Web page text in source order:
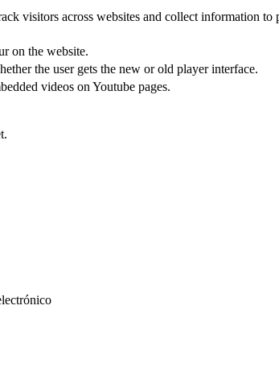
visitors across websites and collect information to
on the website.
the user gets the new or old player interface.
videos on Youtube pages.